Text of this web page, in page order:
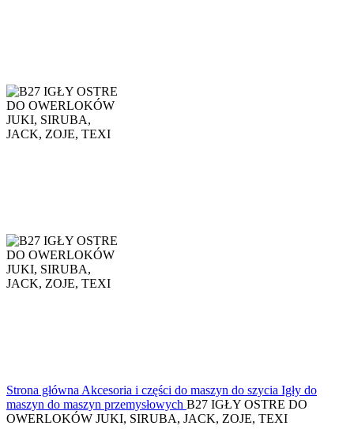
Strona główna Akcesoria i części do maszyn do szycia Igły do
maszyn do maszyn przemysłowych B27 IGŁY OSTRE DO
OWERLOKÓW JUKI, SIRUBA, JACK, ZOJE, TEXI